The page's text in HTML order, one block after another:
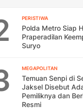
PERISTIWA
Polda Metro Siap
Praperadilan
Suryo
MEGAPOLITAN
Temuan Senpi di
Jaksel Disebut
Pemiliknya dan
Resmi